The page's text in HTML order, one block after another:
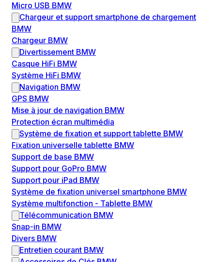
Micro USB BMW
Chargeur et support smartphone de chargement
BMW
Chargeur BMW
Divertissement BMW
Casque HiFi BMW
Système HiFi BMW
Navigation BMW
GPS BMW
Mise à jour de navigation BMW
Protection écran multimédia
Système de fixation et support tablette BMW
Fixation universelle tablette BMW
Support de base BMW
Support pour GoPro BMW
Support pour iPad BMW
Système de fixation universel smartphone BMW
Système multifonction - Tablette BMW
Télécommunication BMW
Snap-in BMW
Divers BMW
Entretien courant BMW